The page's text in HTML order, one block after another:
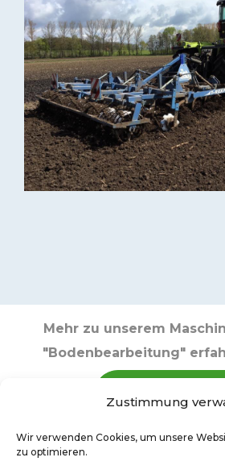
Zustimmung
Wir verwenden Cookies, um unsere
zu optimieren.
Mehr zu unserem
"Bodenbearbeitung"